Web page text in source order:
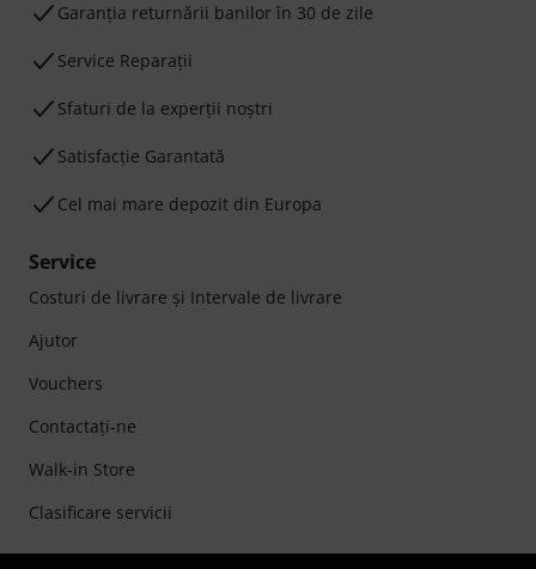
Garanţia returnării banilor în 30 de zile
Service Reparații
Sfaturi de la experții noștri
Satisfacție Garantată
Cel mai mare depozit din Europa
Service
Costuri de livrare şi Intervale de livrare
Ajutor
Vouchers
Contactaţi-ne
Walk-in Store
Clasificare servicii